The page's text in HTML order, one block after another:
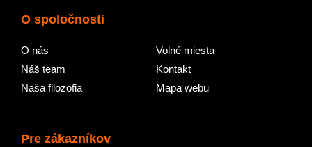
O spoločnosti
O nás
Náš team
Naša filozofia
Volné miesta
Kontakt
Mapa webu
Pre zákazníkov